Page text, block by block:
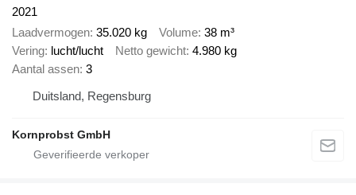
2021
Laadvermogen 35.020 kg Volume 38 m³
Vering
lucht/lucht Netto gewicht 4.980 kg
Aantal assen 3
Duitsland, Regensburg
Kornprobst GmbH